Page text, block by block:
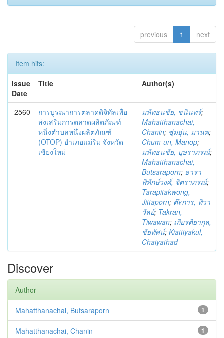
previous 1 next
Item hits:
Issue
Date
Title Author(s)
2560
การบูรณาการตลาดดิจิทัลเพื่อ
ส่งเสริมการตลาดผลิตภัณฑ์
หนึ่งตำบลหนึ่งผลิตภัณฑ์
(OTOP) อำเภอแม่ริม จังหวัด
เชียงใหม่
มหัทธนชัย, ชนินทร์;
Mahatthanachai,
Chanin; ชุ่มอุ่น, มานพ;
Chum-un, Manop;
มหัทธนชัย, บุษราภรณ์;
Mahatthanachai,
Butsaraporn; ธารา
พิทักษ์วงศ์, จิตราภรณ์;
Tarapitakwong,
Jittaporn; ต๊ะการ, ทิวา
วัลย์; Takran,
Tiwawan; เกียรติยากุล,
ชัยทัศน์; Kiattiyakul,
Chaiyathad
Discover
Author
1
Mahatthanachai, Butsaraporn
1
Mahatthanachai, Chanin